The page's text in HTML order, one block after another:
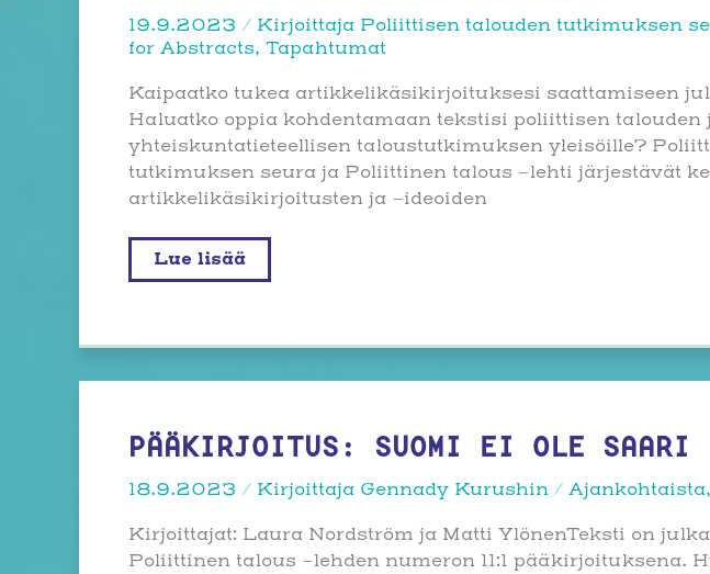
19.9.2023 / Kirjoittaja Poliittisen talouden tutkimuksen
for Abstracts, Tapahtumat
Kaipaatko tukea artikkelikäsikirjoituksesi saattamiseen
Haluatko oppia kohdentamaan tekstisi poliittisen talouden
yhteiskuntatieteellisen taloustutkimuksen yleisöille?
tutkimuksen seura ja Poliittinen talous -lehti järjestävät
artikkelikäsikirjoitusten ja -ideoiden
Kutsu:
Poliittinen
artikkelityöpaja
Lue lisää
PÄÄKIRJOITUS: SUOMI EI OLE SAARI
18.9.2023 / Kirjoittaja Gennady Kurushin / Ajankohtaista,
Kirjoittajat: Laura Nordström ja Matti YlönenTeksti on
Poliittinen talous -lehden numeron 11:1 pääkirjoituksena.